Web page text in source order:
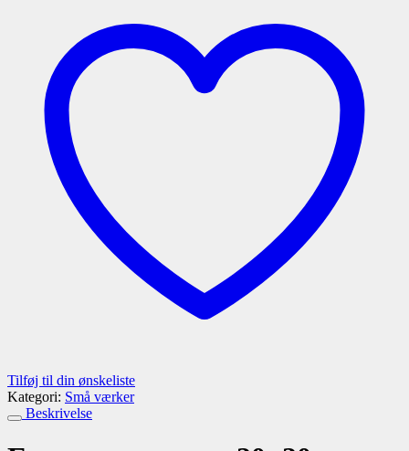
Tilføj til din ønskeliste
Kategori: Små værker
Beskrivelse